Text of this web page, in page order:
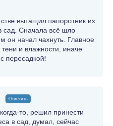
вытащил папоротник из
сад. Сначала всё шло
он начал чахнуть. Главное
и влажности, иначе
пересадкой!
Ответить
то, решил принести
в сад, думал, сейчас